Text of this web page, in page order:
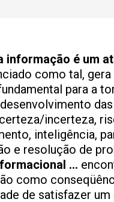
informação é um
como tal,
para a
incerteza,
inteligência,
e resolução de
…
como
de satisfazer